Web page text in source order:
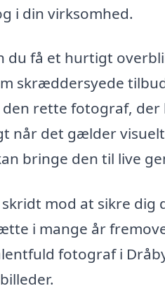
i din virksomhed.
du få et hurtigt
skræddersyede
rette fotograf,
når det gælder
bringe den til live
mod at sikre
i mange år
fotograf i